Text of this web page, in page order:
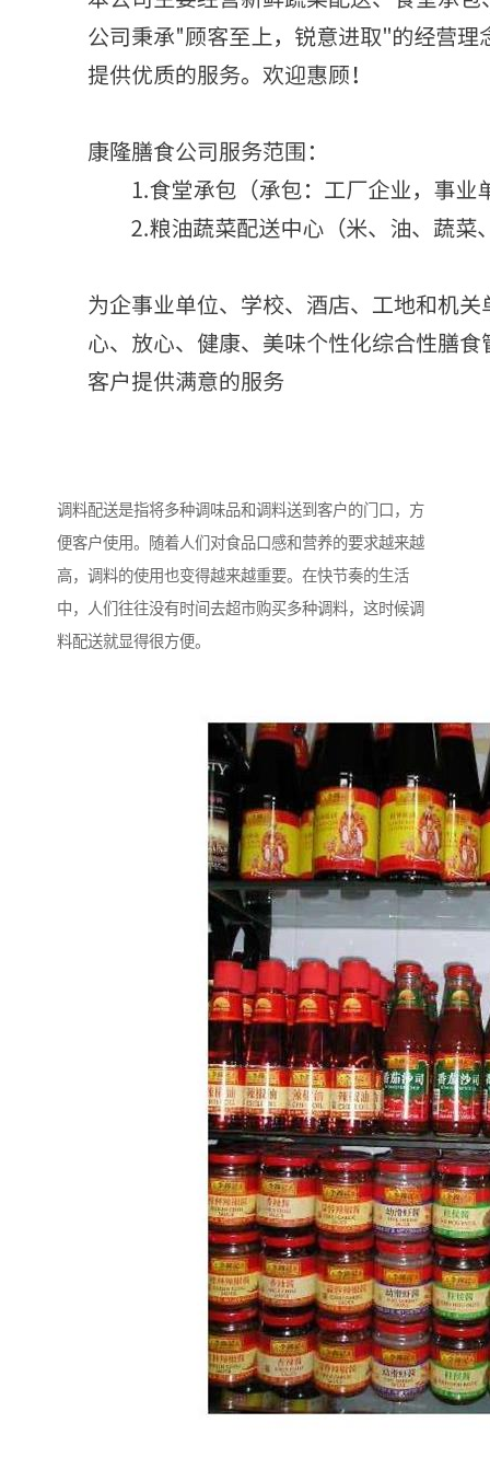
调料配送是指将多种调味品和调料送到客户的门口，方
便客户使用。随着人们对食品口感和营养的要求越来越
高，调料的使用也变得越来越重要。在快节奏的生活
中，人们往往没有时间去超市购买多种调料，这时候调
料配送就显得很方便。